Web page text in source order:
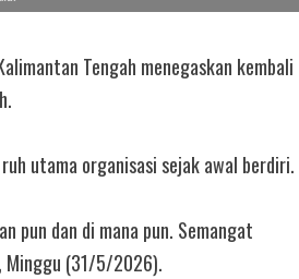
Tengah menegaskan kembali
utama organisasi sejak awal berdiri.
pun dan di mana pun. Semangat
Minggu (31/5/2026).